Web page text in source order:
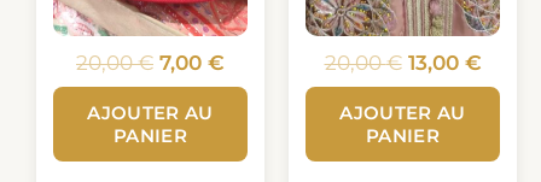
20,00€ 7,00 €
AJOUTER AU
PANIER
20,00€ 13,00 €
AJOUTER AU
PANIER